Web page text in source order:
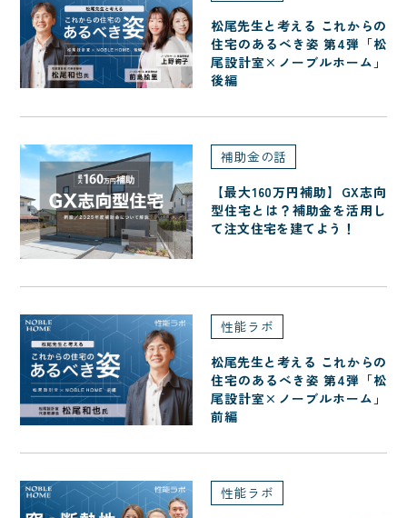
松尾先生と考える これからの
住宅のあるべき姿 第4弾「松
尾設計室×ノーブルホーム」
後編
補助金の話
【最大160万円補助】GX志向
型住宅とは？補助金を活用し
て注文住宅を建てよう！
性能ラボ
松尾先生と考える これからの
住宅のあるべき姿 第4弾「松
尾設計室×ノーブルホーム」
前編
性能ラボ